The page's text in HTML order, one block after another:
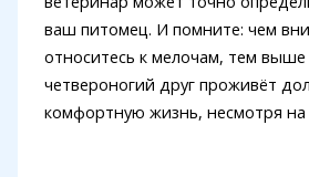
ваш питомец. И помните: чем
относитесь к мелочам, тем
четвероногий друг проживёт
комфортную жизнь, несмотря на